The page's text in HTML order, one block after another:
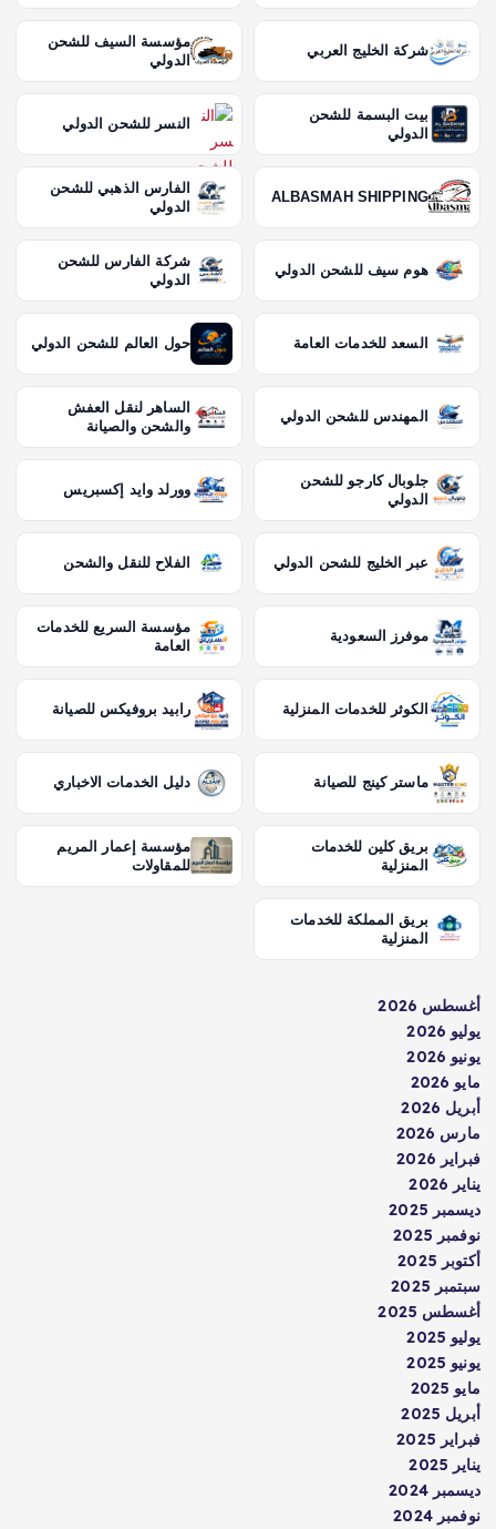
شركة الخليج العربي
مؤسسة السيف للشحن
الدولي
بيت البسمة للشحن
الدولي
النسر للشحن الدولي
ALBASMAH SHIPPING
الفارس الذهبي للشحن
الدولي
هوم سيف للشحن الدولي
شركة الفارس للشحن
الدولي
السعد للخدمات العامة حول العالم للشحن الدولي
المهندس للشحن الدولي
الساهر لنقل العفش
والشحن والصيانة
جلوبال كارجو للشحن
الدولي
وورلد وايد إكسبريس
عبر الخليج للشحن الدولي الفلاح للنقل والشحن
موفرز السعودية
مؤسسة السريع للخدمات
العامة
الكوثر للخدمات المنزلية رابيد بروفيكس للصيانة
ماستر كينج للصيانة دليل الخدمات الاخباري
بريق كلين للخدمات
المنزلية
مؤسسة إعمار المريم
للمقاولات
بريق المملكة للخدمات
المنزلية
أغسطس 2026
يوليو 2026
يونيو 2026
مايو 2026
أبريل 2026
مارس 2026
فبراير 2026
يناير 2026
ديسمبر 2025
نوفمبر 2025
أكتوبر 2025
سبتمبر 2025
أغسطس 2025
يوليو 2025
يونيو 2025
مايو 2025
أبريل 2025
فبراير 2025
يناير 2025
ديسمبر 2024
نوفمبر 2024